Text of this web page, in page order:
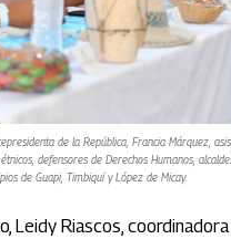
de la República, Francia Márquez,
defensores de Derechos Humanos,
de Guapi, Timbiquí y López de Micay.
Leidy Riascos,